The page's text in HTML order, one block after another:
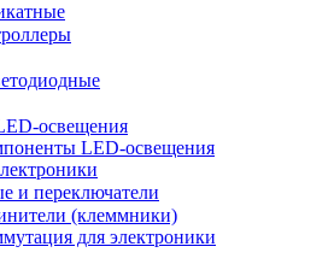
освещения
LED-освещения
и переключатели
(клеммники)
для электроники